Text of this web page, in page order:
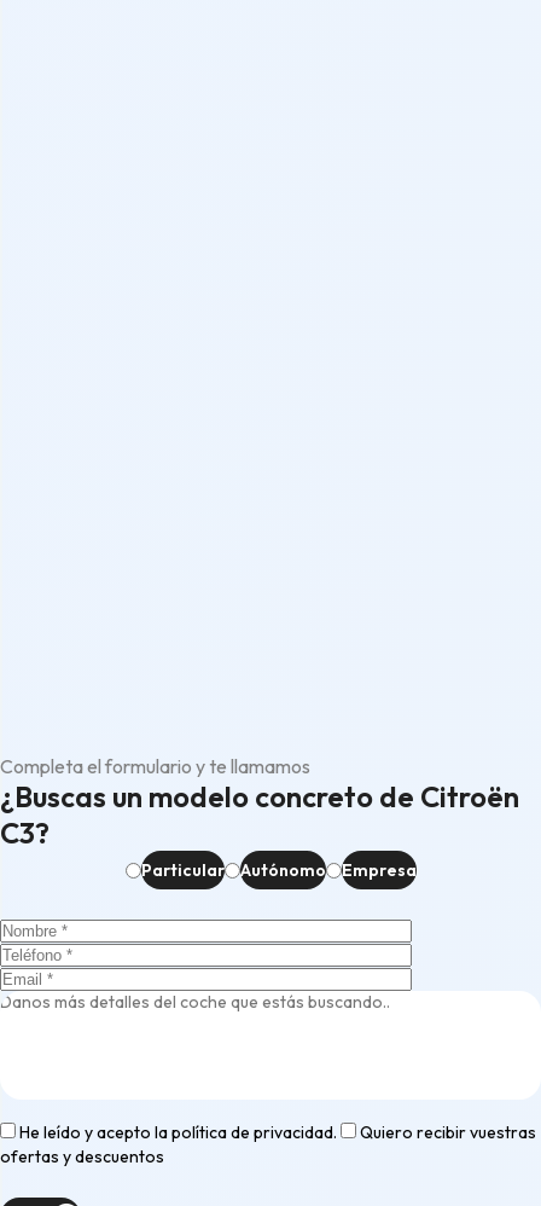
Completa el formulario y te llamamos
¿Buscas un modelo concreto de Citroën
C3?
Particular Autónomo Empresa
He leído y acepto lapolítica de privacidad.
Quiero recibir vuestras
ofertas y descuentos